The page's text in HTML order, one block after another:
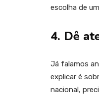
escolha de
4. Dê
Já falamos
explicar é
nacional,